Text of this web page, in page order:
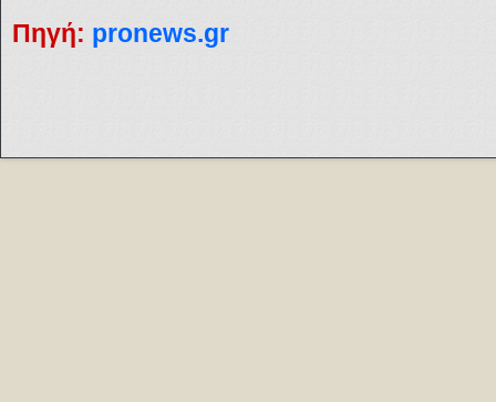
Πηγή: pronews.gr